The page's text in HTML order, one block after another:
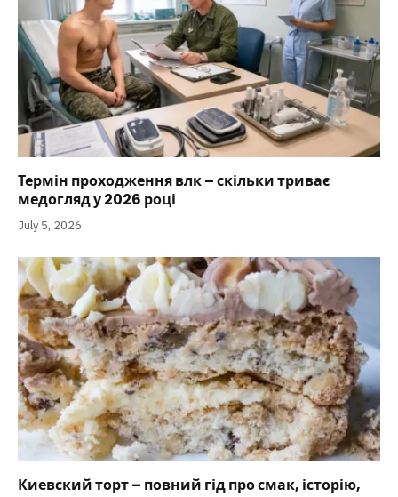
Термін проходження влк – скільки триває
медогляд у 2026 році
July 5, 2026
Киевский торт – повний гід про смак, історію,